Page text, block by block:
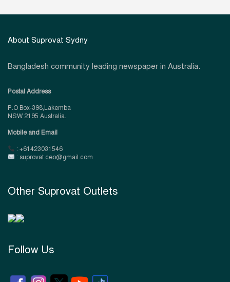
About Suprovat Sydny
Bangladesh community leading newspaper in Australia.
Postal Address
P.O Box-398,Lakemba
NSW 2195 Australia.
Mobile and Email
: +61423031546
: suprovat.ceo@gmail.com
Other Suprovat Outlets
Follow Us